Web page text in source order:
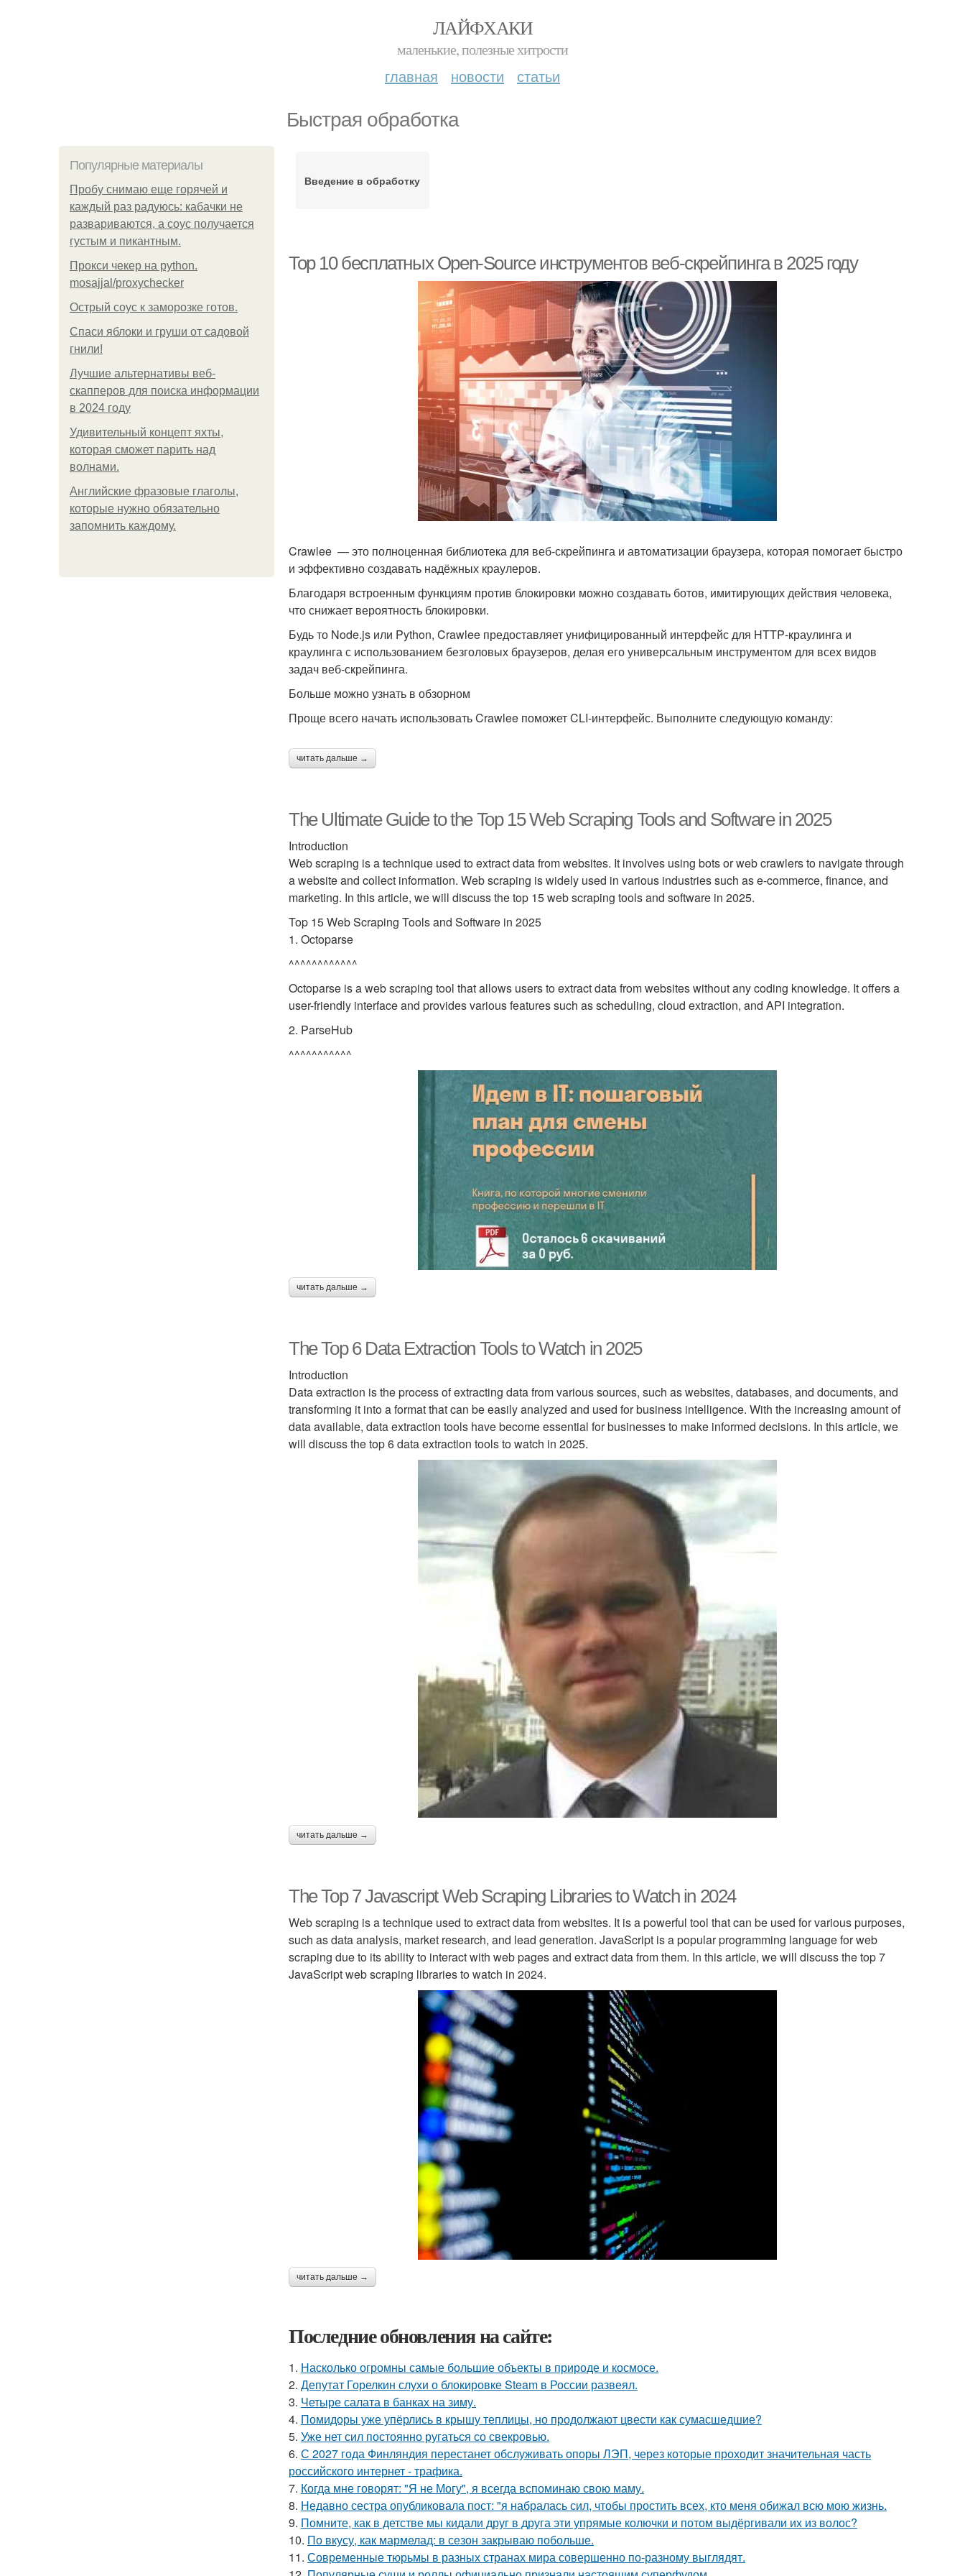
ЛАЙФХАКИ
маленькие, полезные хитрости
главная новости статьи
Быстрая обработка
Популярные материалы
Пробу снимаю еще горячей и
каждый раз радуюсь: кабачки не
развариваются, а соус получается
густым и пикантным.
Прокси чекер на python.
mosajjal/proxychecker
Острый соус к заморозке готов.
Спаси яблоки и груши от садовой
гнили!
Лучшие альтернативы веб-
скапперов для поиска информации
в 2024 году
Удивительный концепт яхты,
которая сможет парить над
волнами.
Английские фразовые глаголы,
которые нужно обязательно
запомнить каждому.
Введение в обработку
Top 10 бесплатных Open-Source инструментов веб-скрейпинга в 2025 году
Crawlee — это полноценная библиотека для веб‑скрейпинга и автоматизации браузера, которая помогает быстро
и эффективно создавать надёжных краулеров.
Благодаря встроенным функциям против блокировки можно создавать ботов, имитирующих действия человека,
что снижает вероятность блокировки.
Будь то Node.js или Python, Crawlee предоставляет унифицированный интерфейс для HTTP‑краулинга и
краулинга с использованием безголовых браузеров, делая его универсальным инструментом для всех видов
задач веб‑скрейпинга.
Больше можно узнать в обзорном
Проще всего начать использовать Crawlee поможет CLI‑интерфейс. Выполните следующую команду:
читать дальше →
The Ultimate Guide to the Top 15 Web Scraping Tools and Software in 2025
Introduction
Web scraping is a technique used to extract data from websites. It involves using bots or web crawlers to navigate through
a website and collect information. Web scraping is widely used in various industries such as e-commerce, finance, and
marketing. In this article, we will discuss the top 15 web scraping tools and software in 2025.
Top 15 Web Scraping Tools and Software in 2025
1. Octoparse
^^^^^^^^^^^^
Octoparse is a web scraping tool that allows users to extract data from websites without any coding knowledge. It offers a
user-friendly interface and provides various features such as scheduling, cloud extraction, and API integration.
2. ParseHub
^^^^^^^^^^^
читать дальше →
The Top 6 Data Extraction Tools to Watch in 2025
Introduction
Data extraction is the process of extracting data from various sources, such as websites, databases, and documents, and
transforming it into a format that can be easily analyzed and used for business intelligence. With the increasing amount of
data available, data extraction tools have become essential for businesses to make informed decisions. In this article, we
will discuss the top 6 data extraction tools to watch in 2025.
читать дальше →
The Top 7 Javascript Web Scraping Libraries to Watch in 2024
Web scraping is a technique used to extract data from websites. It is a powerful tool that can be used for various purposes,
such as data analysis, market research, and lead generation. JavaScript is a popular programming language for web
scraping due to its ability to interact with web pages and extract data from them. In this article, we will discuss the top 7
JavaScript web scraping libraries to watch in 2024.
читать дальше →
Последние обновления на сайте:
1. Насколько огромны самые большие объекты в природе и космосе.
2. Депутат Горелкин слухи о блокировке Steam в России развеял.
3. Четыре салата в банках на зиму.
4. Помидоры уже упёрлись в крышу теплицы, но продолжают цвести как сумасшедшие?
5. Уже нет сил постоянно ругаться со свекровью.
6. С 2027 года Финляндия перестанет обслуживать опоры ЛЭП, через которые проходит значительная часть
российского интернет - трафика.
7. Когда мне говорят: "Я не Могу", я всегда вспоминаю свою маму.
8. Недавно сестра опубликовала пост: "я набралась сил, чтобы простить всех, кто меня обижал всю мою жизнь.
9. Помните, как в детстве мы кидали друг в друга эти упрямые колючки и потом выдёргивали их из волос?
10. По вкусу, как мармелад: в сезон закрываю побольше.
11. Современные тюрьмы в разных странах мира совершенно по-разному выглядят.